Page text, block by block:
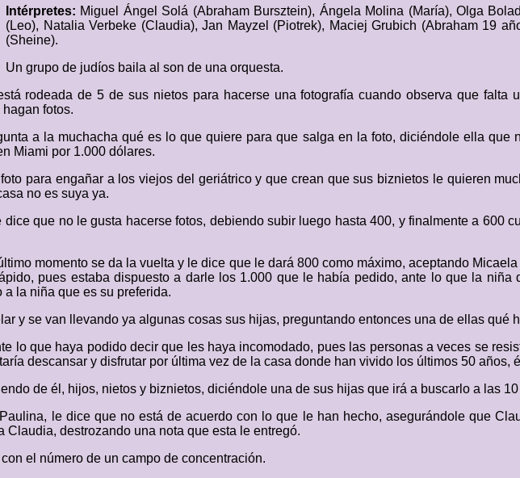
Intérpretes: Miguel Ángel Solá (Abraham Bursztein), Ángela Molina (María), Olga
(Leo), Natalia Verbeke (Claudia), Jan Mayzel (Piotrek), Maciej Grubich (Abraham 19
(Sheine).
Un grupo de judíos baila al son de una orquesta.
rodeada de 5 de sus nietos para hacerse una fotografía cuando observa que falta
fotos.
a la muchacha qué es lo que quiere para que salga en la foto, diciéndole ella que
Miami por 1.000 dólares.
para engañar a los viejos del geriátrico y que crean que sus biznietos le quieren
no es suya ya.
dice que no le gusta hacerse fotos, debiendo subir luego hasta 400, y finalmente a 600
momento se da la vuelta y le dice que le dará 800 como máximo, aceptando
pues estaba dispuesto a darle los 1.000 que le había pedido, ante lo que la
la niña que es su preferida.
y se van llevando ya algunas cosas sus hijas, preguntando entonces una de ellas qué
lo que haya podido decir que les haya incomodado, pues las personas a veces se
descansar y disfrutar por última vez de la casa donde han vivido los últimos 50 años,
de él, hijos, nietos y biznietos, diciéndole una de sus hijas que irá a buscarlo a las
le dice que no está de acuerdo con lo que le han hecho, asegurándole que
Claudia, destrozando una nota que esta le entregó.
el número de un campo de concentración.